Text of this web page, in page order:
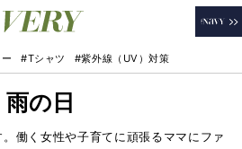
#Tシャツ #紫外線（UV）対策
雨の日
。働く女性や子育てに頑張るママにファ